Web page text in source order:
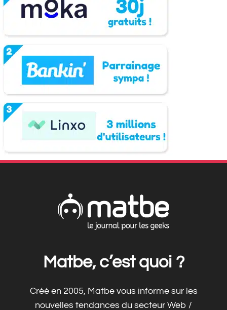
Matbe, c’est quoi ?
Créé en 2005, Matbe vous informe sur les
nouvelles tendances du secteur Web /